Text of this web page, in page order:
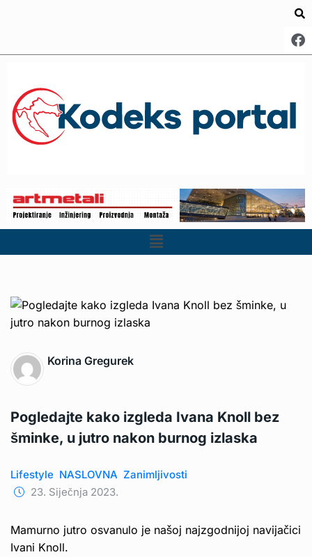
Korina Gregurek
Pogledajte kako izgleda Ivana Knoll bez
šminke, u jutro nakon burnog izlaska
Lifestyle NASLOVNA Zanimljivosti
23. Siječnja 2023.
Mamurno jutro osvanulo je našoj najzgodnijoj navijačici
Ivani Knoll.